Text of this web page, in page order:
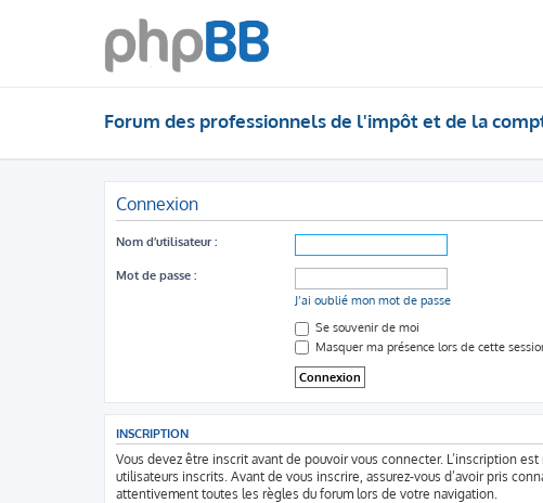
Forum des professionnels de l'impôt et de la
Connexion
Nom d’utilisateur :
Mot de passe :
J’ai oublié mon mot de passe
Se souvenir de moi
Masquer ma présence lors de cette
INSCRIPTION
Vous devez être inscrit avant de pouvoir vous connecter. L’inscription
utilisateurs inscrits. Avant de vous inscrire, assurez-vous d’avoir pris
attentivement toutes les règles du forum lors de votre navigation.